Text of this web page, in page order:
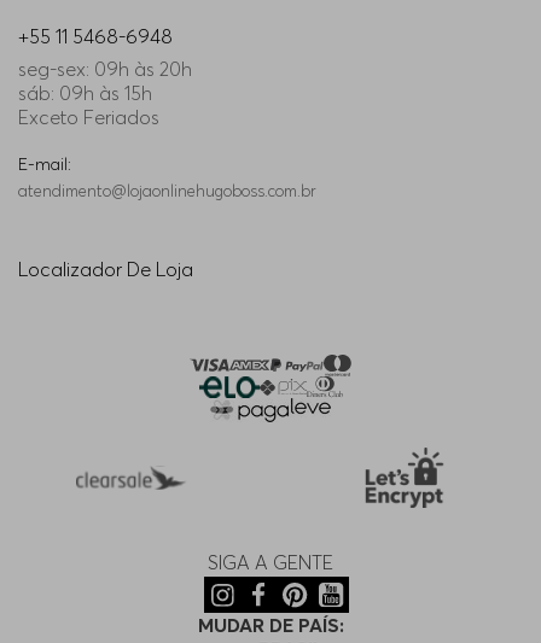
+55 11 5468-6948
seg-sex: 09h às 20h
sáb: 09h às 15h
Exceto Feriados
E-mail:
atendimento@lojaonlinehugoboss.com.br
Localizador De Loja
SIGA A GENTE
MUDAR DE PAÍS: